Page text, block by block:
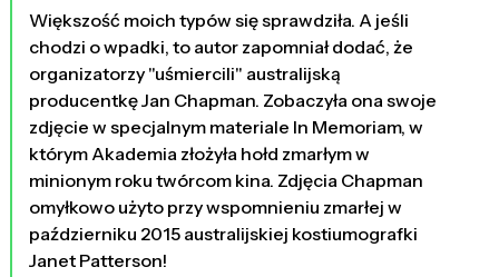
Większość moich typów się sprawdziła. A jeśli
chodzi o wpadki, to autor zapomniał dodać, że
organizatorzy "uśmiercili" australijską
producentkę Jan Chapman. Zobaczyła ona swoje
zdjęcie w specjalnym materiale In Memoriam, w
którym Akademia złożyła hołd zmarłym w
minionym roku twórcom kina. Zdjęcia Chapman
omyłkowo użyto przy wspomnieniu zmarłej w
październiku 2015 australijskiej kostiumografki
Janet Patterson!